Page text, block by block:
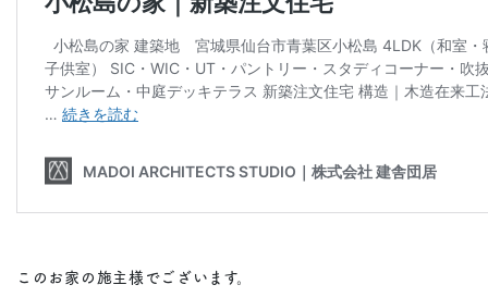
このお家の施主様でございます。